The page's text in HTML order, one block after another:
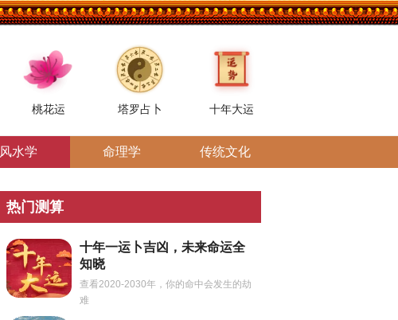
桃花运 塔罗占卜 十年大运
风水学 命理学 传统文化
热门测算
十年一运卜吉凶，未来命运全
知晓
查看2020-2030年，你的命中会发生的劫
难